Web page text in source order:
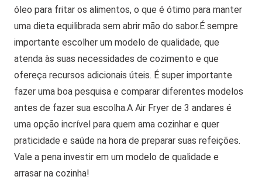
óleo para fritar os alimentos, o que é ótimo para manter
uma dieta equilibrada sem abrir mão do sabor.É sempre
importante escolher um modelo de qualidade, que
atenda às suas necessidades de cozimento e que
ofereça recursos adicionais úteis. É super importante
fazer uma boa pesquisa e comparar diferentes modelos
antes de fazer sua escolha.A Air Fryer de 3 andares é
uma opção incrível para quem ama cozinhar e quer
praticidade e saúde na hora de preparar suas refeições.
Vale a pena investir em um modelo de qualidade e
arrasar na cozinha!